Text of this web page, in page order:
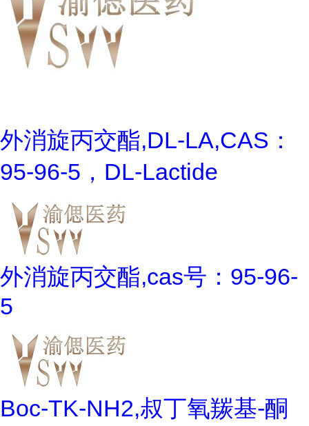
外消旋丙交酯,DL-LA,CAS：
95-96-5，DL-Lactide
外消旋丙交酯,cas号：95-96-
5
Boc-TK-NH2,叔丁氧羰基-酮